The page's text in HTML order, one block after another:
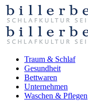
Traum & Schlaf
Gesundheit
Bettwaren
Unternehmen
Waschen & Pflegen